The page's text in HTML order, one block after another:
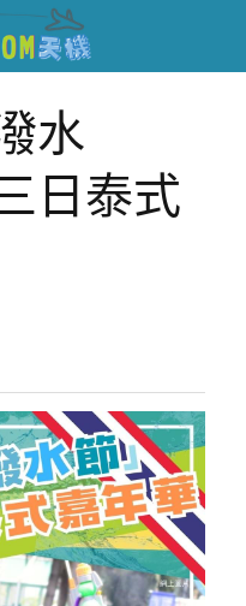
水
日泰式